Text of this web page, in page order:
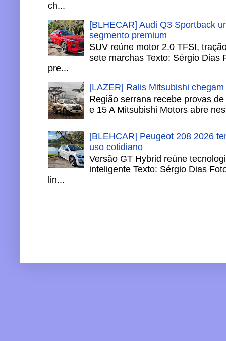
ch...
[BLHECAR] Audi Q3 Sportback
segmento premium
SUV reúne motor 2.0 TFSI,
sete marchas Texto: Sérgio Dias
pre...
[LAZER] Ralis Mitsubishi
Região serrana recebe provas
e 15 A Mitsubishi Motors abre
[BLEHCAR] Peugeot 208 2026
uso cotidiano
Versão GT Hybrid reúne
inteligente Texto: Sérgio Dias
lin...